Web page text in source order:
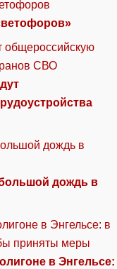
дождь в
в Энгельсе: